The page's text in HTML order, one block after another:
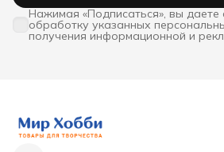
Нажимая «Подписаться», вы даете
обработку указанных
получения информационной и